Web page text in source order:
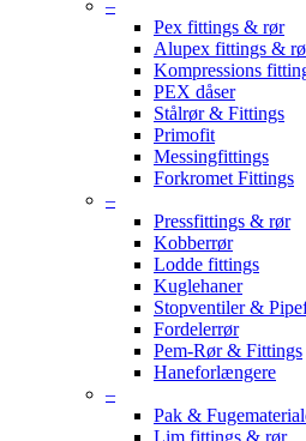
–
Pex fittings & rør
Alupex fittings &
Kompressions
PEX dåser
Stålrør & Fittings
Primofit
Messingfittings
Forkromet Fittings
–
Pressfittings & rør
Kobberrør
Lodde fittings
Kuglehaner
Stopventiler &
Fordelerrør
Pem-Rør & Fittings
Haneforlængere
–
Pak &
Lim fittings & rør